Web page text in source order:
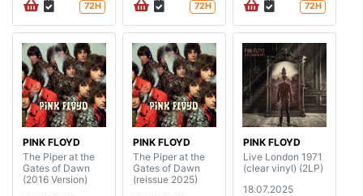
72H 72H 72H
PINK FLOYD
The Piper at the
Gates of Dawn
(2016 Version)
PINK FLOYD
The Piper at the
Gates of Dawn
(reissue 2025)
PINK FLOYD
Live London 1971
(clear vinyl) (2LP)
18.07.2025